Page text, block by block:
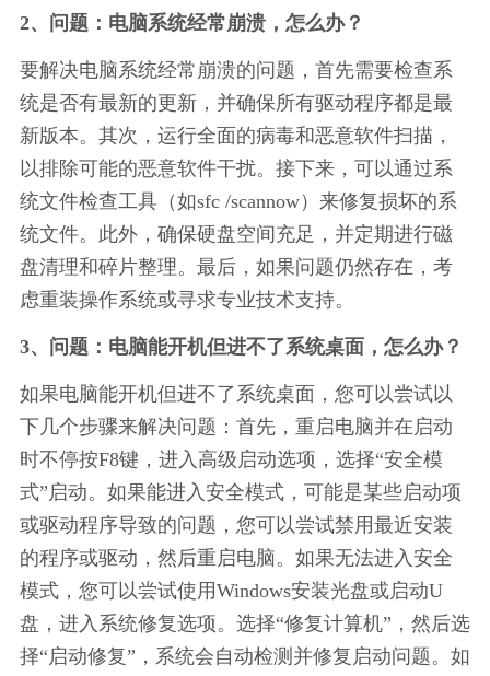
2、问题：电脑系统经常崩溃，怎么办？
要解决电脑系统经常崩溃的问题，首先需要检查系
统是否有最新的更新，并确保所有驱动程序都是最
新版本。其次，运行全面的病毒和恶意软件扫描，
以排除可能的恶意软件干扰。接下来，可以通过系
统文件检查工具（如sfc /scannow）来修复损坏的系
统文件。此外，确保硬盘空间充足，并定期进行磁
盘清理和碎片整理。最后，如果问题仍然存在，考
虑重装操作系统或寻求专业技术支持。
3、问题：电脑能开机但进不了系统桌面，怎么办？
如果电脑能开机但进不了系统桌面，您可以尝试以
下几个步骤来解决问题：首先，重启电脑并在启动
时不停按F8键，进入高级启动选项，选择“安全模
式”启动。如果能进入安全模式，可能是某些启动项
或驱动程序导致的问题，您可以尝试禁用最近安装
的程序或驱动，然后重启电脑。如果无法进入安全
模式，您可以尝试使用Windows安装光盘或启动U
盘，进入系统修复选项。选择“修复计算机”，然后选
择“启动修复”，系统会自动检测并修复启动问题。如